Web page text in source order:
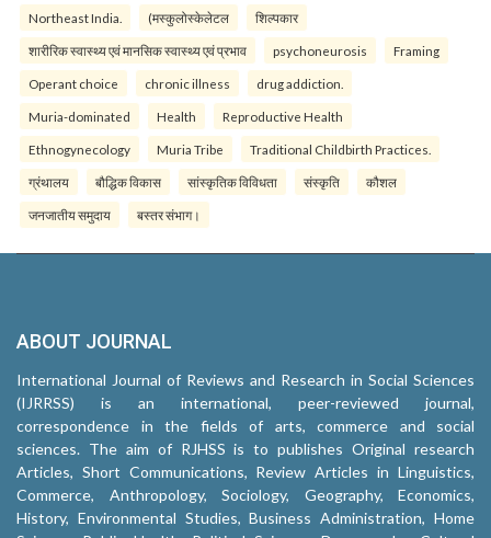
Northeast India. (मस्कुलोस्केलेटल शिल्पकार
शारीरिक स्वास्थ्य एवं मानसिक स्वास्थ्य एवं प्रभाव psychoneurosis Framing
Operant choice chronic illness drug addiction.
Muria-dominated Health Reproductive Health
Ethnogynecology Muria Tribe Traditional Childbirth Practices.
ग्रंथालय बौद्धिक विकास सांस्कृतिक विविधता संस्कृति कौशल
जनजातीय समुदाय बस्तर संभाग।
ABOUT JOURNAL
International Journal of Reviews and Research in Social Sciences
(IJRRSS) is an international, peer-reviewed journal,
correspondence in the fields of arts, commerce and social
sciences. The aim of RJHSS is to publishes Original research
Articles, Short Communications, Review Articles in Linguistics,
Commerce, Anthropology, Sociology, Geography, Economics,
History, Environmental Studies, Business Administration, Home